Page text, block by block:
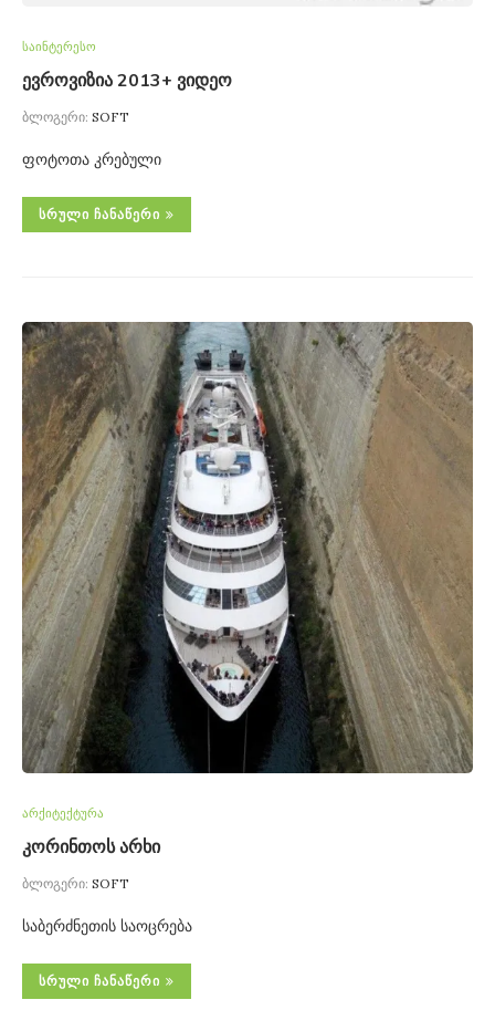
საინტერესო
ევროვიზია 2013+ ვიდეო
ბლოგერი: SOFT
ფოტოთა კრებული
ᲡᲠᲣᲚᲘ ᲩᲐᲜᲐᲬᲔᲠᲘ
არქიტექტურა
კორინთოს არხი
ბლოგერი: SOFT
საბერძნეთის საოცრება
ᲡᲠᲣᲚᲘ ᲩᲐᲜᲐᲬᲔᲠᲘ